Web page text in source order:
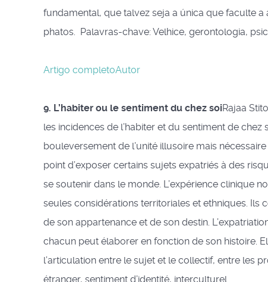
fundamental, que talvez seja a única que faculte
phatos. Palavras-chave: Velhice, gerontologia,
Artigo completoAutor
9. L’habiter ou le sentiment du chez soiRajaa
les incidences de l’habiter et du sentiment de
bouleversement de l’unité illusoire mais
point d’exposer certains sujets expatriés à des
se soutenir dans le monde. L’expérience clinique
seules considérations territoriales et ethniques. Ils
de son appartenance et de son destin.
chacun peut élaborer en fonction de son histoire.
l’articulation entre le sujet et le collectif, entre les
étranger, sentiment d’identité, interculturel